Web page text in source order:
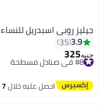
4
جيليز روبي اسبدريل للنساء
3.9
35
جنيه325#8 في صنادل مسطحة
توصيل مجاني
احصل عليه خلال